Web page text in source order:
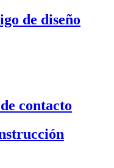
de diseño
contacto